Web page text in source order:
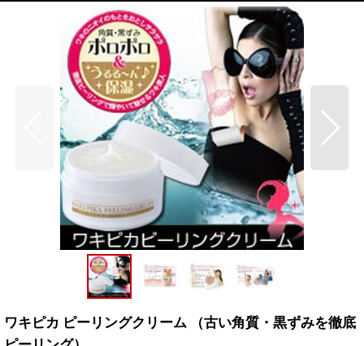
ワキピカ ピーリングクリーム （古い角質・黒ずみを徹底